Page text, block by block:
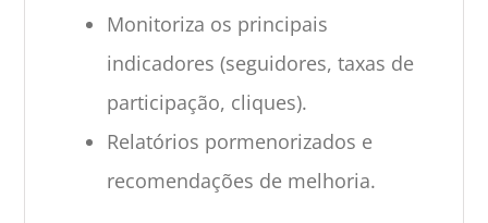
Monitoriza os principais
indicadores (seguidores, taxas de
participação, cliques).
Relatórios pormenorizados e
recomendações de melhoria.